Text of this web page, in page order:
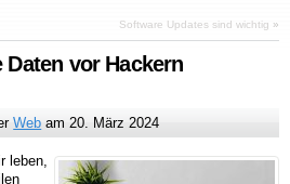
Software Updates sind wichtig »
vor Hackern
Web am20. März 2024
leben,